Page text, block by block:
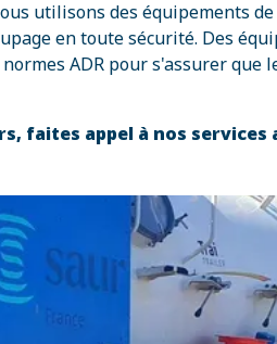
utilisons des équipements
en toute sécurité. Des
ADR pour s'assurer que
faites appel à nos services